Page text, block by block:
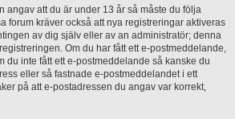
angav att du är under 13 år så måste du följa
forum kräver också att nya registreringar aktiveras
av dig själv eller av an administratör; denna
Om du har fått ett e-postmeddelande,
du inte fått ett e-postmeddelande så kanske du
eller så fastnade e-postmeddelandet i ett
på att e-postadressen du angav var korrekt,